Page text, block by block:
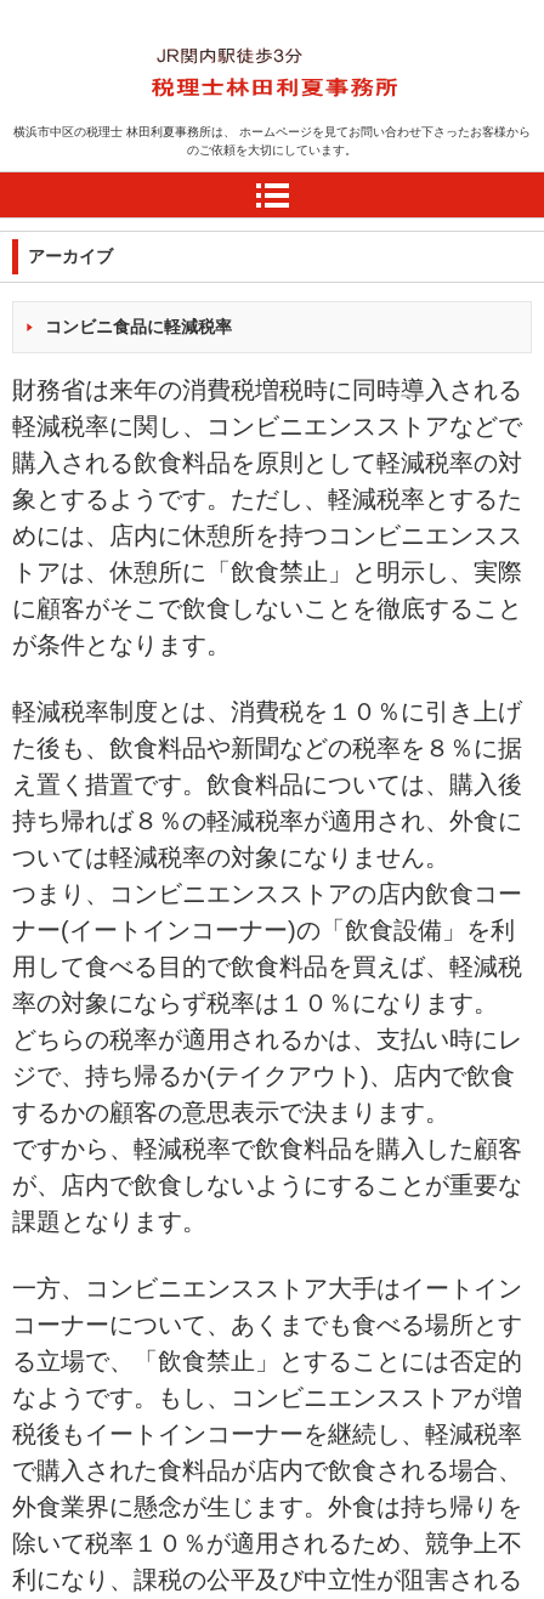
横浜の税理士お探しなら
税理士林田利夏事務所＝
横浜市中区＝関内＝
横浜市中区の税理士 林田利夏事務所は、 ホームページを見てお問い合わせ下さったお客様から
のご依頼を大切にしています。
アーカイブ
コンビニ食品に軽減税率
財務省は来年の消費税増税時に同時導入される
軽減税率に関し、コンビニエンスストアなどで
購入される飲食料品を原則として軽減税率の対
象とするようです。ただし、 軽減税率とするた
めには、店内に休憩所を持つコンビニエンスス
トアは、休憩所に「飲食禁止 」と明示し、実際
に顧客がそこで飲食しないことを徹底すること
が条件となります。
軽減税率制度とは、消費税を１０％に引き上げ
た後も、飲食料品や新聞などの税率を８％に据
え置く措置です。 飲食料品については、購入後
持ち帰れば８％の軽減税率が適用され、外食に
ついては軽減税率の対象になりません。
つまり、コンビニエンスストアの店内飲食コー
ナー(イートインコーナー)の「飲食設備」を利
用して食べる目的で飲食料品を買えば、軽減税
率の対象にならず税率は１０％になります。
どちらの税率が適用されるかは、支払い時にレ
ジで、持ち帰るか(テイクアウト)、店内で飲食
するかの顧客の意思表示で決まります。
ですから、軽減税率で飲食料品を購入した顧客
が、店内で飲食しないようにすることが重要な
課題となります。
一方、コンビニエンスストア大手はイートイン
コーナーについて、あくまでも食べる場所とす
る立場で、「飲食禁止」とすることには否定的
なようです。もし、
コンビニエンスストアが増
税後もイートインコーナーを継続し、軽減税率
で購入された食料品が店内で飲食される場合、
外食業界に懸念が生じます。外食は持ち帰りを
除いて税率１０％が適用されるため、競争上不
利になり、課税の公平及び中立性が阻害される